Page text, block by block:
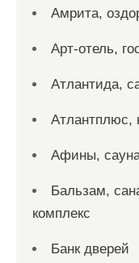
Амрита,
Арт-отель,
Атлантида,
Атлантплюс,
Афины,
Бальзам,
комплекс
Банк дверей